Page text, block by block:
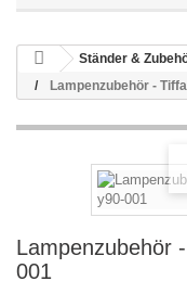
Ständer &
Lampenzubehör -
Lampenzubehör
001